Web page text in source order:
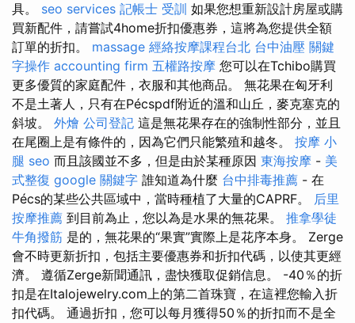
具。 seo services 記帳士 受訓 如果您想重新設計房屋或購
買新配件，請嘗試4home折扣優惠券，這將為您提供全額
訂單的折扣。 massage 經絡按摩課程台北 台中油壓 關鍵
字操作 accounting firm 五權路按摩 您可以在Tchibo購買
更多優質的家庭配件，衣服和其他商品。 無花果在匈牙利
不是土著人，只有在Pécspdf附近的溫和山丘，麥克塞克的
斜坡。 外燴 公司登記 這是無花果存在的強制性部分，並且
在尾圈上是有條件的，因為它們只能繁殖和越冬。 按摩 小
腿 seo 而且該國並不多，但是由於某種原因 東海按摩 - 美
式整復 google 關鍵字 誰知道為什麼 台中排毒推薦 - 在
Pécs的某些公共區域中，當時種植了大量的CAPRF。 后里
按摩推薦 到目前為止，您以為是水果的無花果。 推拿學徒
牛角撥筋 是的，無花果的“果實”實際上是花序本身。 Zerge
會不時更​​新折扣，包括主要優惠券和折扣代碼，以使其更經
濟。 遵循Zerge新聞通訊，盡快獲取促銷信息。 -40％的折
扣是在Italojewelry.com上的第二首珠寶，在這裡您輸入折
扣代碼。 通過折扣，您可以每月獲得50％的折扣而不是全